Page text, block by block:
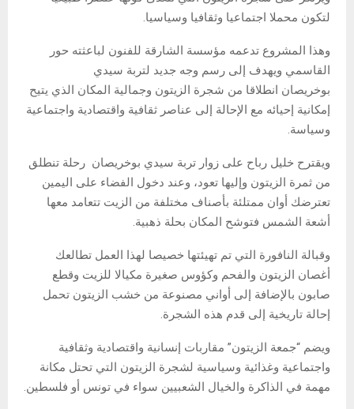
لتكون محملا اجتماعيا وثقافيا وسياسيا.
وهذا المشروع تدعمه مؤسسة الشارقة للفنون لباعثته حور
القاسمي ويهدف إلى رسم وجه جديد لتربة سيدي
بوخريصان انطلاقا من شجرة الزيتون وجمالية المكان الذي يتيح
إمكانية إحيائه مع الإحالة إلى عناصر ثقافية واقتصادية واجتماعية
وسياسة.
ويقترح خليل رباح على زوار تربة سيدي بوخريصان رحلة تنطلق
من ثمرة الزيتون وإليها تعود، وعند دخول الفضاء على اليمين
تعترضك أوان ممتلئة بأصناف مختلفة من الزيت تتعامد معها
أشعة الشمس فتوشح المكان بحلة ذهبية.
وقبالة النافورة التي تم تهيئتها خصيصا لهذا العمل تطالعك
أغصان الزيتون والفحم وكؤوس صغيرة مكيالا للزيت وقطع
صابون بالإضافة إلى أواني مصنوعة من خشب الزيتون تحمل
إحالة تاريخية إلى قدم هذه الشجرة.
ويضم “جمعة الزيتون” مقاربات إنسانية واقتصادية وثقافية
واجتماعية وغذائية وسياسية لشجرة الزيتون التي تحتل مكانة
مهمة في الذاكرة والخيال الشعبيين سواء في تونس أو فلسطين.